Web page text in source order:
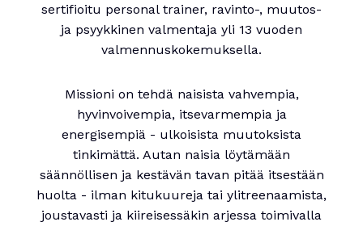
sertifioitu personal trainer, ravinto-, muutos-
ja psyykkinen valmentaja yli 13 vuoden
valmennuskokemuksella.
Missioni on tehdä naisista vahvempia,
hyvinvoivempia, itsevarmempia ja
energisempiä - ulkoisista muutoksista
tinkimättä. Autan naisia löytämään
säännöllisen ja kestävän tavan pitää itsestään
huolta - ilman kitukuureja tai ylitreenaamista,
joustavasti ja kiireisessäkin arjessa toimivalla